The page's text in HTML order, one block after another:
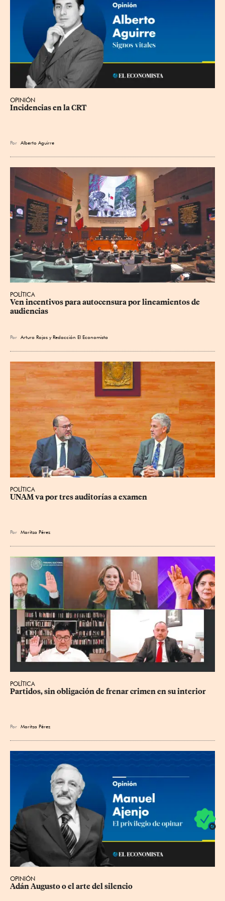
OPINIÓN
Incidencias en la CRT
Por Alberto Aguirre
POLÍTICA
Ven incentivos para autocensura por lineamientos de
audiencias
Por Arturo Rojas yRedacción El Economista
POLÍTICA
UNAM va por tres auditorías a examen
Por Maritza Pérez
POLÍTICA
Partidos, sin obligación de frenar crimen en su interior
Por Maritza Pérez
OPINIÓN
Adán Augusto o el arte del silencio